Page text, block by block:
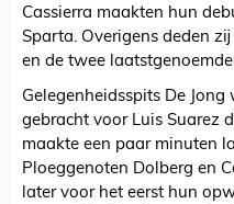
Cassierra maakten hun
Sparta. Overigens deden
en de twee
Gelegenheidsspits De
gebracht voor Luis Suarez
maakte een paar minuten
Ploeggenoten Dolberg en
later voor het eerst hun